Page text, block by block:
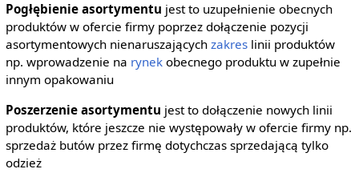
Pogłębienie asortymentu jest to uzupełnienie obecnych
produktów w ofercie firmy poprzez dołączenie pozycji
asortymentowych nienaruszających zakreslinii produktów
np. wprowadzenie na rynekobecnego produktu w zupełnie
innym opakowaniu
Poszerzenie asortymentu jest to dołączenie nowych linii
produktów, które jeszcze nie występowały w ofercie firmy np.
sprzedaż butów przez firmę dotychczas sprzedającą tylko
odzież